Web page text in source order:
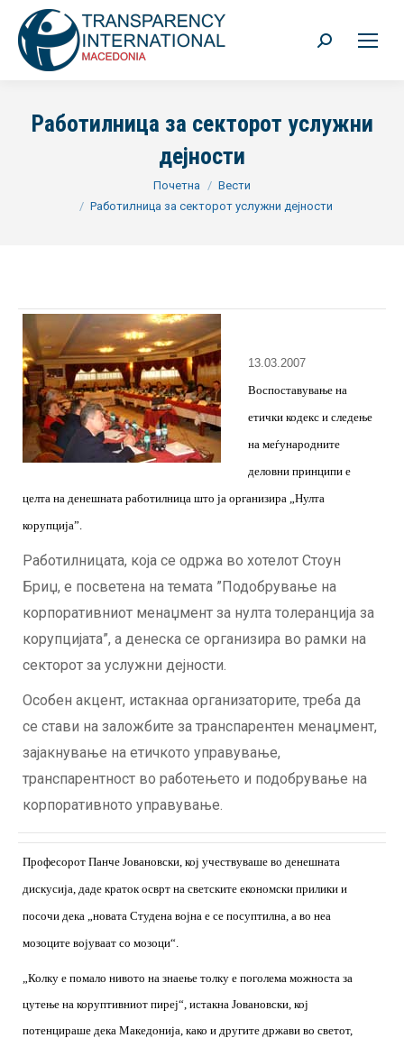
Search:
Работилница за секторот услужни
дејности
Почетна
Вести
Работилница за секторот услужни дејности
13.03.2007
Воспоставување на
етички кодекс и следење
на меѓународните
деловни принципи е
целта на денешната работилница што ја организира „Нулта
корупција”.
Работилницата, која се одржа во хотелот Стоун
Бриџ, е посветена на темата ”Подобрување на
корпоративниот менаџмент за нулта толеранција за
корупцијата”, а денеска се организира во рамки на
секторот за услужни дејности.
Особен акцент, истакнаа организаторите, треба да
се стави на заложбите за транспарентен менаџмент,
зајакнување на етичкото управување,
транспарентност во работењето и подобрување на
корпоративното управување.
Професорот Панче Јовановски, кој учествуваше во денешната
дискусија, даде краток осврт на светските економски прилики и
посочи дека „новата Студена војна е се посуптилна, а во неа
мозоците војуваат со мозоци“.
„Колку е помало нивото на знаење толку е поголема можноста за
цутење на коруптивниот пиреј“, истакна Јовановски, кој
потенцираше дека Македонија, како и другите држави во светот,